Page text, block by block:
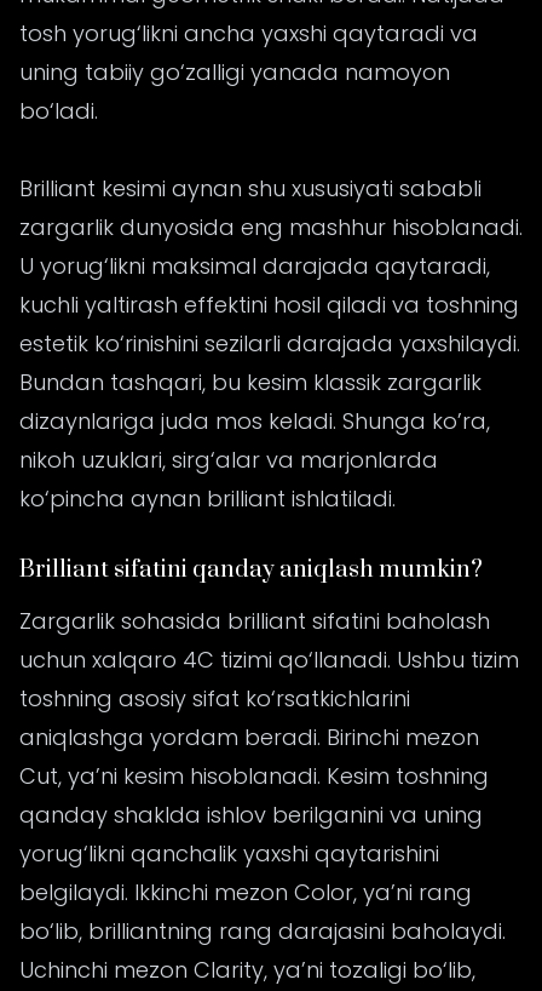
tosh yorug‘likni ancha yaxshi qaytaradi va
uning tabiiy go‘zalligi yanada namoyon
bo‘ladi.
Brilliant kesimi aynan shu xususiyati sababli
zargarlik dunyosida eng mashhur hisoblanadi.
U yorug‘likni maksimal darajada qaytaradi,
kuchli yaltirash effektini hosil qiladi va toshning
estetik ko‘rinishini sezilarli darajada yaxshilaydi.
Bundan tashqari, bu kesim klassik zargarlik
dizaynlariga juda mos keladi. Shunga ko’ra,
nikoh uzuklari, sirg‘alar va marjonlarda
ko‘pincha aynan brilliant ishlatiladi.
Brilliant sifatini qanday aniqlash mumkin?
Zargarlik sohasida brilliant sifatini baholash
uchun xalqaro 4C tizimi qo‘llanadi. Ushbu tizim
toshning asosiy sifat ko‘rsatkichlarini
aniqlashga yordam beradi. Birinchi mezon
Cut, ya’ni kesim hisoblanadi. Kesim toshning
qanday shaklda ishlov berilganini va uning
yorug‘likni qanchalik yaxshi qaytarishini
belgilaydi. Ikkinchi mezon Color, ya’ni rang
bo‘lib, brilliantning rang darajasini baholaydi.
Uchinchi mezon Clarity, ya’ni tozaligi bo‘lib,